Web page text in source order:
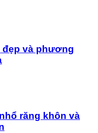
đẹp và phương
răng khôn và